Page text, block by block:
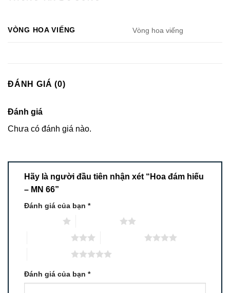
VÒNG HOA VIẾNG Vòng hoa viếng
ĐÁNH GIÁ (0)
Đánh giá
Chưa có đánh giá nào.
Hãy là người đầu tiên nhận xét “Hoa đám hiếu
– MN 66”
Đánh giá của bạn *
Đánh giá của bạn *